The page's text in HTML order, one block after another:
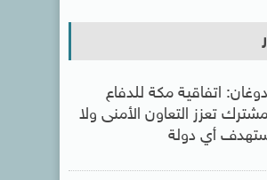
اتفاقية مكة للدفاع
تعزز التعاون الأمنى ولا
أي دولة